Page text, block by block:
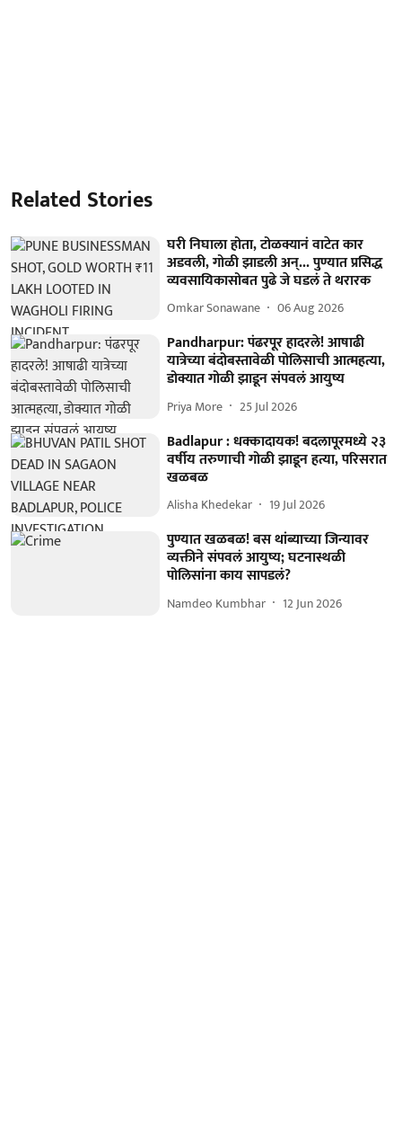
Related Stories
घरी निघाला होता, टोळक्यानं वाटेत कार
अडवली, गोळी झाडली अन्... पुण्यात प्रसिद्ध
व्यवसायिकासोबत पुढे जे घडलं ते थरारक
Omkar Sonawane 06 Aug 2026
Pandharpur: पंढरपूर हादरले! आषाढी
यात्रेच्या बंदोबस्तावेळी पोलिसाची आत्महत्या,
डोक्यात गोळी झाडून संपवलं आयुष्य
Priya More 25 Jul 2026
Badlapur : धक्कादायक! बदलापूरमध्ये २३
वर्षीय तरुणाची गोळी झाडून हत्या, परिसरात
खळबळ
Alisha Khedekar 19 Jul 2026
पुण्यात खळबळ! बस थांब्याच्या जिन्यावर
व्यक्तीने संपवलं आयुष्य; घटनास्थळी
पोलिसांना काय सापडलं?
Namdeo Kumbhar 12 Jun 2026